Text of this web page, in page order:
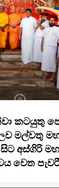
කටයුතු
මල්වතු
අස්ගිරි
වෙත